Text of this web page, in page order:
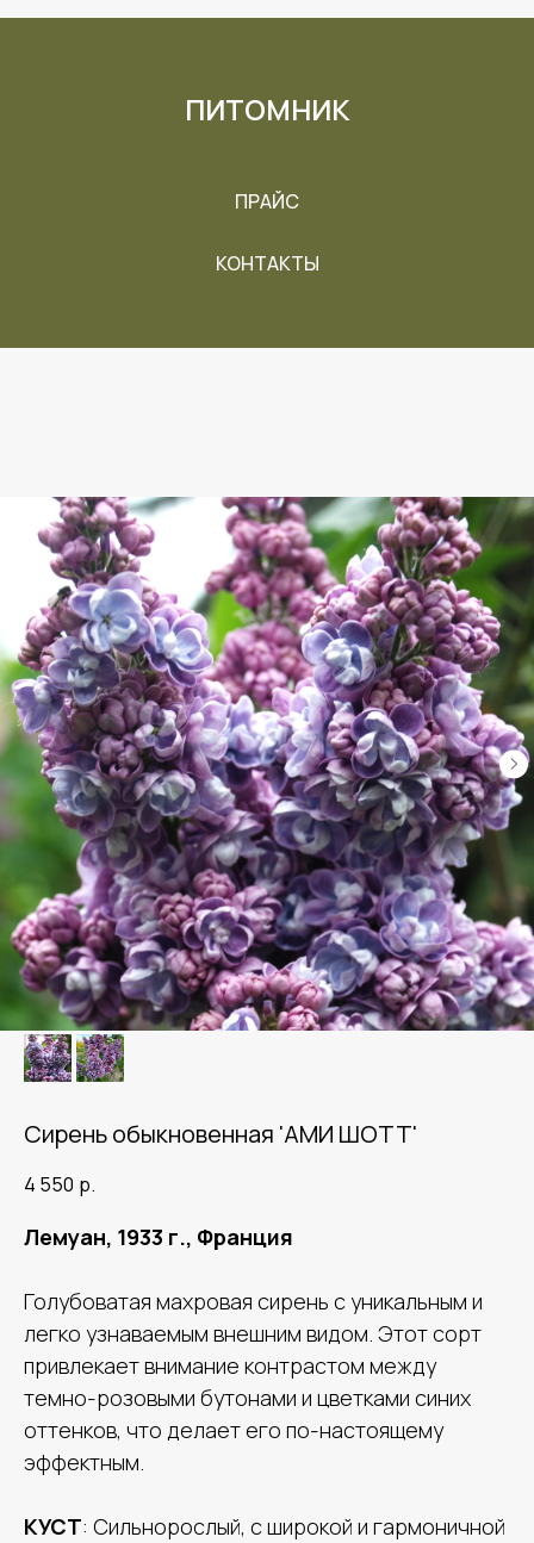
ПИТОМНИК
ПРАЙС
КОНТАКТЫ
Сирень обыкновенная 'АМИ ШОТТ'
4 550 р.
Лемуан, 1933 г., Франция
Голубоватая махровая сирень с уникальным и
легко узнаваемым внешним видом. Этот сорт
привлекает внимание контрастом между
темно-розовыми бутонами и цветками синих
оттенков, что делает его по-настоящему
эффектным.
КУСТ: Сильнорослый, с широкой и гармоничной